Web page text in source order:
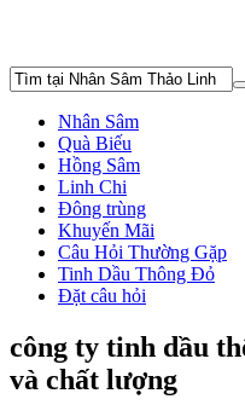
Nhân Sâm
Quà Biếu
Hồng Sâm
Linh Chi
Đông trùng
Khuyến Mãi
Câu Hỏi Thường Gặp
Tinh Dầu Thông Đỏ
Đặt câu hỏi
công ty tinh dầu
và chất lượng